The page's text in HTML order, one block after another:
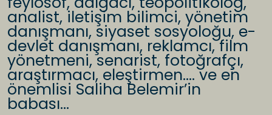
analist, iletişim bilimci, yönetim
danışmanı, siyaset sosyoloğu, e-
devlet danışmanı, reklamcı, film
yönetmeni, senarist, fotoğrafçı,
araştırmacı, eleştirmen…. ve en
önemlisi Saliha Belemir’in
babası…